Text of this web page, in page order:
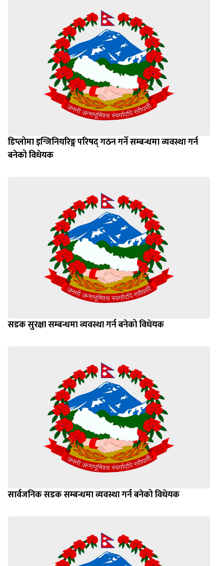
डिप्लोमा इन्जिनियरिङ्ग परिषद् गठन गर्ने सम्बन्धमा व्यवस्था गर्न
बनेको विधेयक
सडक सुरक्षा सम्बन्धमा व्यवस्था गर्न बनेको विधेयक
सार्वजनिक सडक सम्बन्धमा व्यवस्था गर्न बनेको विधेयक